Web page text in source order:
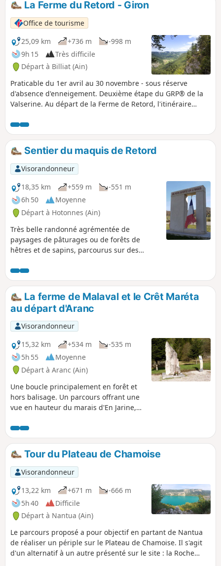
La Ferme du Retord - Giron
Office de tourisme
25,09 km
+736 m
-998 m
9h 15
Très difficile
Départ à Billiat (Ain)
Praticable du 1er avril au 30 novembre - sous réserve
d'absence d'enneigement. Deuxième étape du GRP® de la
Valserine. Au départ de la Ferme de Retord, l'itinéraire
d'amorcer la descente vers Lalleyriat, avec un point de vue
sur l'Autoroute des Titans. À Saint-Germain-de-Joux, un
détour s'impose pour découvrir les impressionnantes
Marmites de Géant, creusées par la Semine. L'étape
s'achève sur le versant nord, à Giron.
Sentier du maquis de Retord
Visorandonneur
18,35 km
+559 m
-551 m
6h 50
Moyenne
Départ à Hotonnes (Ain)
Très belle randonné agrémentée de
paysages de pâturages ou de forêts de
hêtres et de sapins, parcourus sur des
le Musée de la Résistance et de la
Déportation de Nantua, il passe par cinq
fermes dans lesquelles s'est installé le
maquis en 1943-1944, sur le plateau de
Retord entre le village de Hotonnes et la
station des Plans d'Hotonnes. Cinq
panneaux décrivent l'histoire de ce maquis.
La ferme de Malaval et le Crêt Maréta
au départ d'Aranc
Visorandonneur
15,32 km
+534 m
-535 m
5h 55
Moyenne
Départ à Aranc (Ain)
Une boucle principalement en forêt et
hors balisage. Un parcours offrant une
vue en hauteur du marais d'En Jarine,
(ou Mandorne), la traversée du hameau
les Pézières (stèle du maquis et
belvédère de la ferme des Gorges), la
ferme de Marchat, puis un retour par le
Crêt de Maréta et le site des Trois Croix.
Nombreux petits panneaux d'indication
Rouge, Vert, Jaune des circuits de la
commune sur le parcours.
Tour du Plateau de Chamoise
Visorandonneur
13,22 km
+671 m
-666 m
5h 40
Difficile
Départ à Nantua (Ain)
Le parcours proposé a pour objectif en partant de Nantua
de réaliser un périple sur le Plateau de Chamoise. Il s'agit
d'un alternatif à un autre présenté sur le site : la Roche